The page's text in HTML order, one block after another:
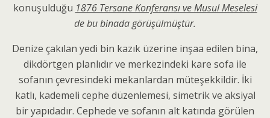
konuşulduğu 1876 Tersane Konferansı ve Musul Meselesi
de bu binada görüşülmüştür.
Denize çakılan yedi bin kazık üzerine inşaa edilen bina,
dikdörtgen planlıdır ve merkezindeki kare sofa ile
sofanın çevresindeki mekanlardan müteşekkildir. İki
katlı, kademeli cephe düzenlemesi, simetrik ve aksiyal
bir yapıdadır. Cephede ve sofanın alt katında görülen